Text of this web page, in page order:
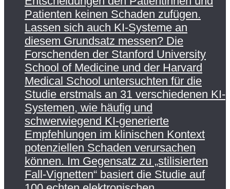
Patienten keinen Schaden zufügen.
Lassen sich auch KI-Systeme an
diesem Grundsatz messen? Die
Forschenden der Stanford University
School of Medicine und der Harvard
Medical School untersuchten für die
Studie erstmals an 31 verschiedenen KI-
Systemen, wie häufig und
schwerwiegend KI-generierte
Empfehlungen im klinischen Kontext
potenziellen Schaden verursachen
können. Im Gegensatz zu „stilisierten
Fall-Vignetten“ basiert die Studie auf